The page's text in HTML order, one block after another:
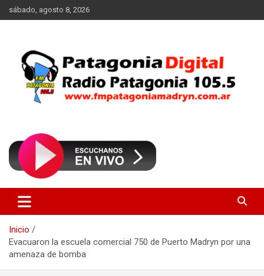
Saltar
al
sábado, agosto 8, 2026
FM Patagonia Madryn
Inicio
Evacuaron la escuela comercial 750 de Puerto Madryn por una
amenaza de bomba